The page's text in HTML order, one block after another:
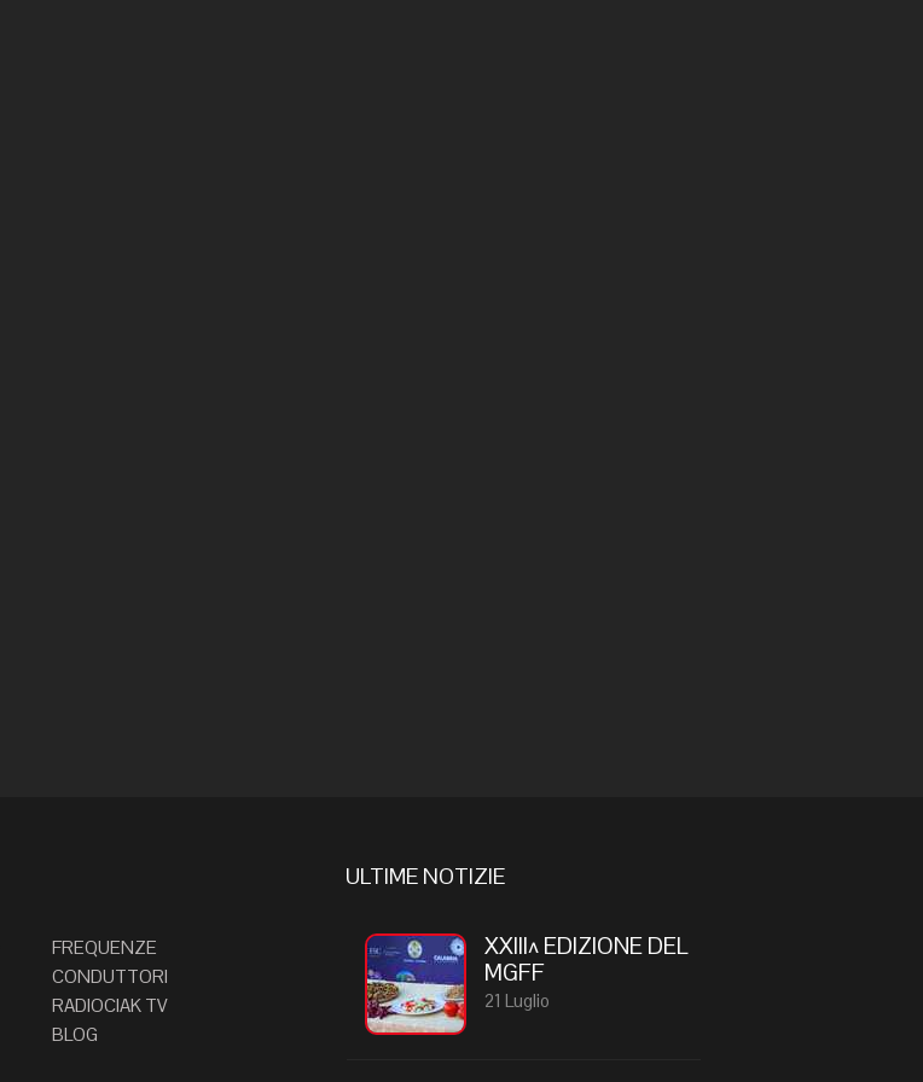
FREQUENZE
CONDUTTORI
RADIOCIAK TV
BLOG
ULTIME NOTIZIE
XXIII^ EDIZIONE DEL
MGFF
21 Luglio